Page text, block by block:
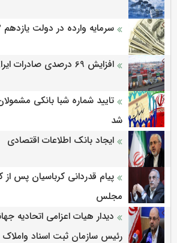
سرمایه وارده در دولت یازدهم ۱۱.۲ میلیارد دلار است
افزایش 69 درصدی صادرات ایران به نیجریه
تایید شماره شبا بانکی
شد
ایجاد بانک اطلاعات اقتصادی
پیام قدردانی کرباسیان پس
مجلس
دیدار هیات اعزامی اتحادیه
رئیس سازمان ثبت اسناد واملاک